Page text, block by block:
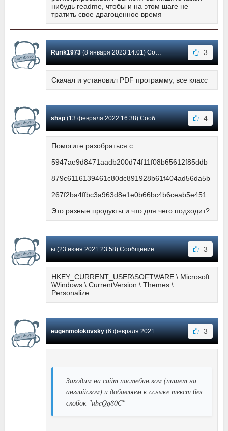
нибудь readme, чтобы и на этом шаге не
тратить свое драгоценное время
Rurik1973(8 января 2023 14:01) Сообщение #1766 3
Скачал и установил PDF программу, все класс
shsp(13 февраля 2022 16:38) Сообщение #1765 4
Помогите разобраться с :
5947ae9d8471aadb200d74f11f08b65612f85ddb
879c6116139461c80dc891928b61f404ad56da5b
267f2ba4ffbc3a963d8e1e0b66bc4b6ceab5e451
Это разные продукты и что для чего подходит?
ы (23 июня 2021 23:58) Сообщение #1764 3
HKEY_CURRENT_USER\SOFTWARE \ Microsoft
\Windows \ CurrentVersion \ Themes \
Personalize
eugenmolokovsky(6 февраля 2021 03:58) Сообщение #1763 3
Заходим на сайт пастебин.ком (пишет на
английском) и добавляем к ссылке текст без
скобок "ubcQq80C"